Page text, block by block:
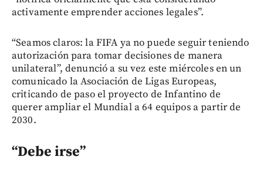
activamente emprender acciones legales”.
“Seamos claros: la FIFA ya no puede seguir teniendo
autorización para tomar decisiones de manera
unilateral”, denunció a su vez este miércoles en un
comunicado la Asociación de Ligas Europeas,
criticando de paso el proyecto de Infantino de
querer ampliar el Mundial a 64 equipos a partir de
2030.
“Debe irse”